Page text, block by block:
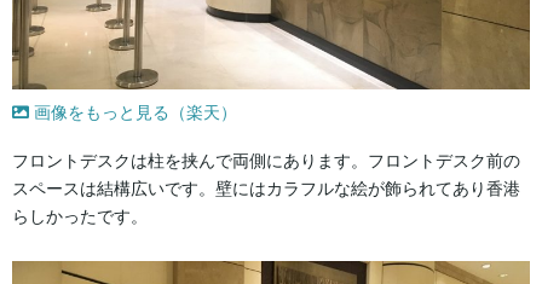
画像をもっと見る（楽天）
フロントデスクは柱を挟んで両側にあります。フロントデスク前の
スペースは結構広いです。壁にはカラフルな絵が飾られてあり香港
らしかったです。